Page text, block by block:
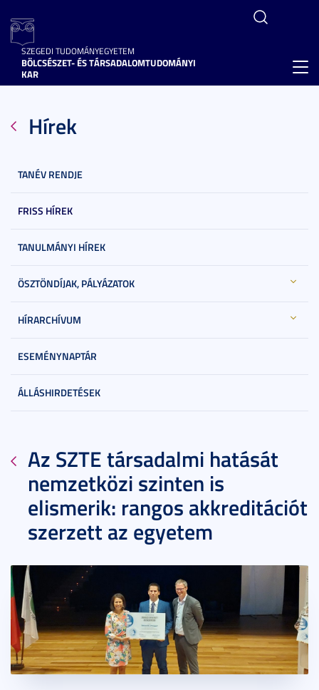
SZEGEDI TUDOMÁNYEGYETEM
BÖLCSÉSZET- ÉS TÁRSADALOMTUDOMÁNYI
KAR
Hírek
TANÉV RENDJE
FRISS HÍREK
TANULMÁNYI HÍREK
ÖSZTÖNDÍJAK, PÁLYÁZATOK
HÍRARCHÍVUM
ESEMÉNYNAPTÁR
ÁLLÁSHIRDETÉSEK
Az SZTE társadalmi hatását
nemzetközi szinten is
elismerik: rangos akkreditációt
szerzett az egyetem